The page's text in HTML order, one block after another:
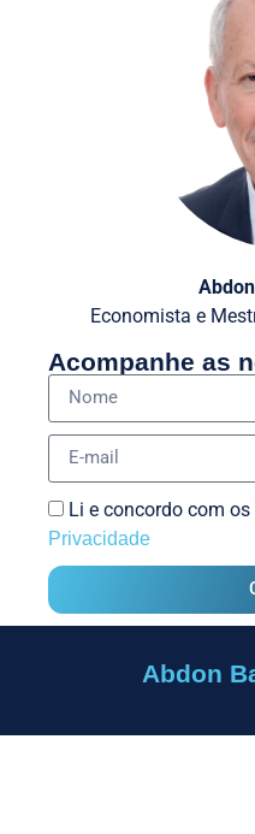
Economista e
Acompanhe as
Li e concordo com os
Privacidade
Abdon